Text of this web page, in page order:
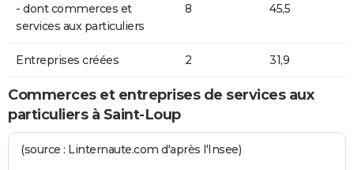
- dont commerces et
services aux particuliers
8 45,5
Entreprises créées 2 31,9
Commerces et entreprises de services aux
particuliers à Saint-Loup
(source : Linternaute.com d'après l'Insee)